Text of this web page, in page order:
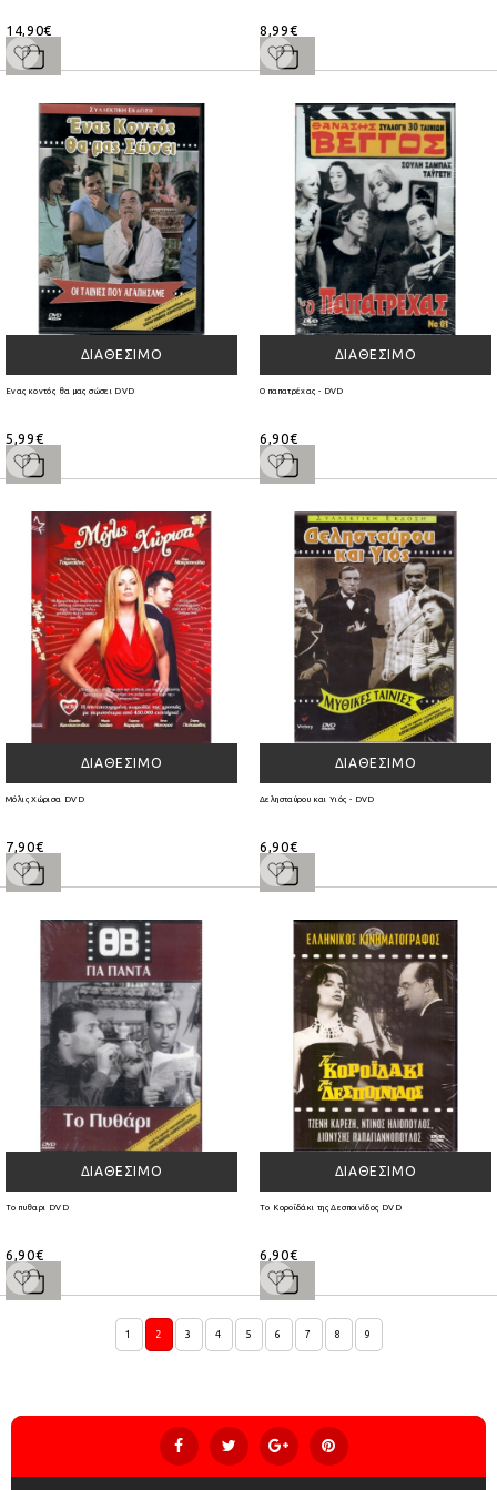
14,90€ 8,99€
ΔΙΑΘΈΣΙΜΟ
Ενας κοντός θα μας σώσει DVD
5,99€
ΔΙΑΘΈΣΙΜΟ
Ο παπατρέχας - DVD
6,90€
ΔΙΑΘΈΣΙΜΟ
Μόλις Χώρισα DVD
7,90€
ΔΙΑΘΈΣΙΜΟ
Δελησταύρου και Υιός - DVD
6,90€
ΔΙΑΘΈΣΙΜΟ
Το πυθαρι DVD
6,90€
ΔΙΑΘΈΣΙΜΟ
Το Κοροϊδάκι της Δεσποινίδος DVD
6,90€
1 2 3 4 5 6 7 8 9